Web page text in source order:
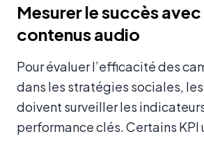
Mesurer le succès
contenus audio
Pour évaluer l’efficacité des
dans les stratégies sociales,
doivent surveiller les
performance clés. Certains KPI